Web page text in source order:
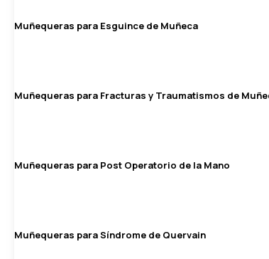
Muñequeras para Esguince de Muñeca
Muñequeras para Fracturas y Traumatismos de
Muñequeras para Post Operatorio de la Mano
Muñequeras para Síndrome de Quervain